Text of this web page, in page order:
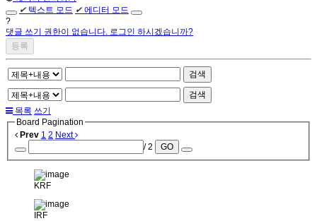
✔ 텍스트 모드 ✔에디터 모드
?
댓글 쓰기 권한이 없습니다. 로그인 하시겠습니까?
검색
검색
목록 쓰기
Board Pagination
Prev 1 2 Next
/ 2
GO
KRF
IRF